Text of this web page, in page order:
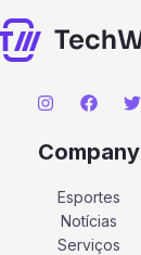
Company
Esportes
Notícias
Serviços